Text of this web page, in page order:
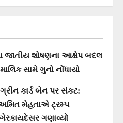
જાતીય શોષણના આક્ષેપ બદલ
સામે ગુનો નોંધાયો
કાર્ડ બેન પર સંકટ:
મેહતાએ ટ્રમ્પ
ગણાવ્યો